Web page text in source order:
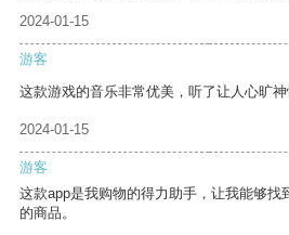
2024-01-15
游客
这款游戏的音乐非常优美，听了让人心旷神
2024-01-15
游客
这款app是我购物的得力助手，让我能够找
的商品。